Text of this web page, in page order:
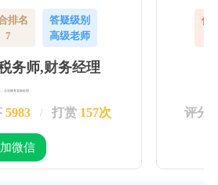
排名
7
答疑级别
高级老师
务师,财务经理
：企业账务实操处理
5983 / 打赏 157次
微信
信
评分